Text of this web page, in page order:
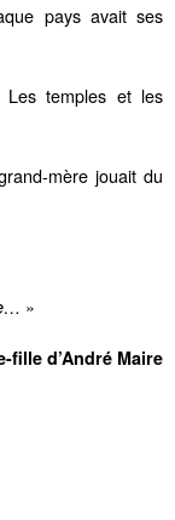
pays avait ses
Les temples et les
mère jouait du
»
fille d’André Maire